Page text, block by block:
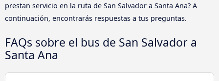
prestan servicio en la ruta de San Salvador a Santa Ana? A
continuación, encontrarás respuestas a tus preguntas.
FAQs sobre el bus de San Salvador a
Santa Ana